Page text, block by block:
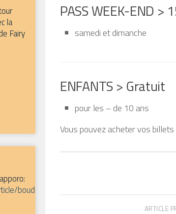
PASS WEEK-END >
samedi et dimanche
ENFANTS > Gratuit
pour les – de 10 ans
Vous pouvez acheter vos
ARTICLE
la
Fairy
bouddha-